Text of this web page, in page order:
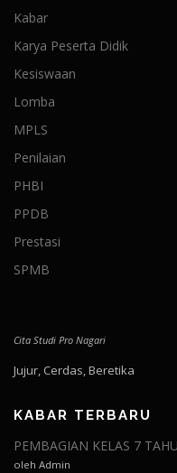
Kabar
Karya Peserta Didik
Kesiswaan
Lomba
MPLS
Penilaian
PHBI
PPDB
Prestasi
SPMB
Cita Studi Pro Nagari
Jujur, Cerdas, Beretika
KABAR TERBARU
PEMBAGIAN KELAS 7
oleh Admin